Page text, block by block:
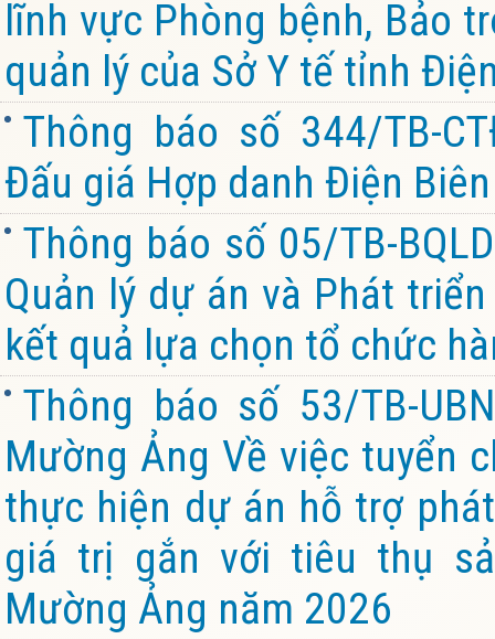
lĩnh vực Phòng bệnh, Bảo
quản lý của Sở Y tế tỉnh
Thông báo số 344/TB-
Đấu giá Hợp danh Điện
Thông báo số 05/TB-
Quản lý dự án và Phát
kết quả lựa chọn tổ chức
Thông báo số 53/TB-
Mường Ảng Về việc tuyển
thực hiện dự án hỗ trợ
giá trị gắn với tiêu thụ
Mường Ảng năm 2026